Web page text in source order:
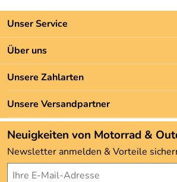
Unser Service
Kontakt
Batteriegesetz
Newsletter
Zahlung und Versand
Über uns
Unsere Bestseller
Marken
Neu
Angebote
Kundenbewertungen (3.492)
4,9/5*****
Unsere Zahlarten
Unsere Versandpartner
Neuigkeiten von Motorrad &
Newsletter anmelden & Vorteile